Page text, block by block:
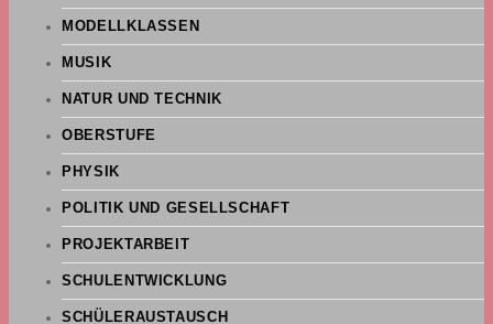
MODELLKLASSEN
MUSIK
NATUR UND TECHNIK
OBERSTUFE
PHYSIK
POLITIK UND GESELLSCHAFT
PROJEKTARBEIT
SCHULENTWICKLUNG
SCHÜLERAUSTAUSCH